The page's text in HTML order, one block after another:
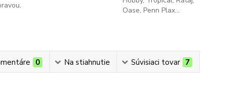
Oase, Penn Plax...
0 Na stiahnutie Súvisiaci tovar 7